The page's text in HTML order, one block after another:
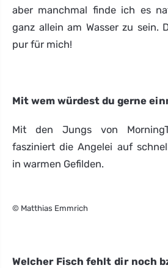
aber manchmal finde ich es
ganz allein am Wasser zu sein.
pur für mich!
Mit wem würdest du gerne
Mit den Jungs von
fasziniert die Angelei auf
in warmen Gefilden.
© Matthias Emmrich
Welcher Fisch fehlt dir noch